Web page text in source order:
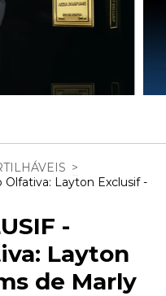
>
Olfativa: Layton Exclusif -
-
Layton
de Marly